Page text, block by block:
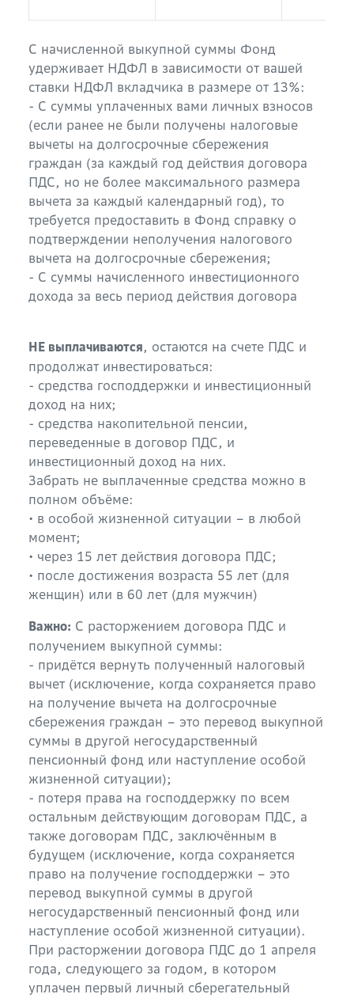
С начисленной выкупной суммы Фонд
удерживает НДФЛ в зависимости от вашей
ставки НДФЛ вкладчика в размере от 13%:
- С суммы уплаченных вами личных взносов
(если ранее не были получены налоговые
вычеты на долгосрочные сбережения
граждан (за каждый год действия договора
ПДС, но не более максимального размера
вычета за каждый календарный год), то
требуется предоставить в Фонд справку о
подтверждении неполучения налогового
вычета на долгосрочные сбережения;
- С суммы начисленного инвестиционного
дохода за весь период действия договора
НЕ выплачиваются, остаются на счете ПДС и
продолжат инвестироваться:
- средства господдержки и инвестиционный
доход на них;
- средства накопительной пенсии,
переведенные в договор ПДС, и
инвестиционный доход на них.
Забрать не выплаченные средства можно в
полном объёме:
• в особой жизненной ситуации – в любой
момент;
• через 15 лет действия договора ПДС;
• после достижения возраста 55 лет (для
женщин) или в 60 лет (для мужчин)
Важно: С расторжением договора ПДС и
получением выкупной суммы:
- придётся вернуть полученный налоговый
вычет (исключение, когда сохраняется право
на получение вычета на долгосрочные
сбережения граждан – это перевод выкупной
суммы в другой негосударственный
пенсионный фонд или наступление особой
жизненной ситуации);
- потеря права на господдержку по всем
остальным действующим договорам ПДС, а
также договорам ПДС, заключённым в
будущем (исключение, когда сохраняется
право на получение господдержки – это
перевод выкупной суммы в другой
негосударственный пенсионный фонд или
наступление особой жизненной ситуации).
При расторжении договора ПДС до 1 апреля
года, следующего за годом, в котором
уплачен первый личный сберегательный